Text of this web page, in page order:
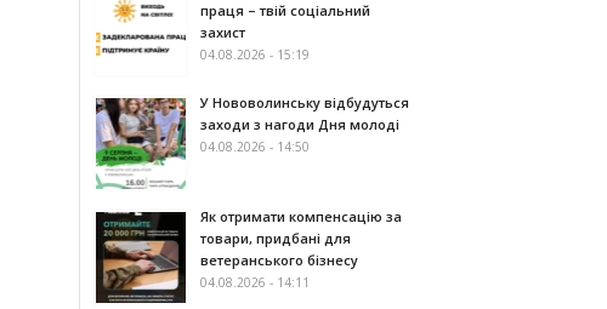
праця – твій соціальний
захист
04.08.2026 - 15:19
У Нововолинську відбудуться
заходи з нагоди Дня молоді
04.08.2026 - 14:50
Як отримати компенсацію за
товари, придбані для
ветеранського бізнесу
04.08.2026 - 14:11